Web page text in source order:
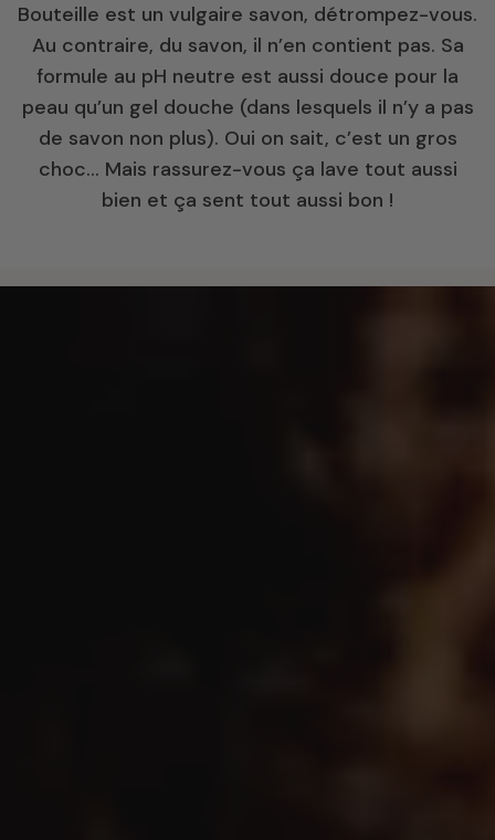
Bouteille est un vulgaire savon, détrompez-vous.
Au contraire, du savon, il n’en contient pas. Sa
formule au pH neutre est aussi douce pour la
peau qu’un gel douche (dans lesquels il n’y a pas
de savon non plus). Oui on sait, c’est un gros
choc… Mais rassurez-vous ça lave tout aussi
bien et ça sent tout aussi bon !